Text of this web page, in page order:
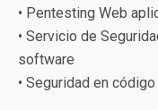
• Pentesting Web
• Servicio de
software
• Seguridad en